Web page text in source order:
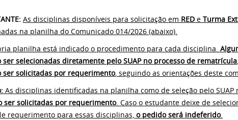
As disciplinas disponíveis para solicitação em RED e Turma
na planilha do Comunicado 014/2026 (abaixo).
planilha está indicado o procedimento para cada disciplina.
ser selecionadas diretamente pelo SUAP no processo de rematrícula
ser solicitadas por requerimento, seguindo as orientações deste
As disciplinas identificadas na planilha como de seleção pelo
ser solicitadas por requerimento. Caso o estudante deixe de
requerimento para essas disciplinas, o pedido será indeferido.